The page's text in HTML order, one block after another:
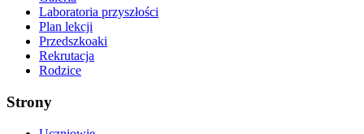
Laboratoria przyszłości
Plan lekcji
Przedszkoaki
Rekrutacja
Rodzice
Strony